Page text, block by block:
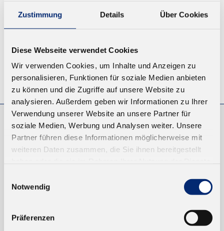
Zustimmung Details Über Cookies
Diese Webseite verwendet Cookies
Wir verwenden Cookies, um Inhalte und Anzeigen zu
personalisieren, Funktionen für soziale Medien anbieten
zu können und die Zugriffe auf unsere Website zu
analysieren. Außerdem geben wir Informationen zu Ihrer
Verwendung unserer Website an unsere Partner für
soziale Medien, Werbung und Analysen weiter. Unsere
Partner führen diese Informationen möglicherweise mit
weiteren Daten zusammen, die Sie ihnen bereitgestellt
Notwendig
Präferenzen
© KLEIBERIT SE & CO. KG, Max-Becker-Str. 4, 76356 Weingarten,
Germany
EINKAUFEN
NEUKUNDEN
EINFACH BEZAHLEN